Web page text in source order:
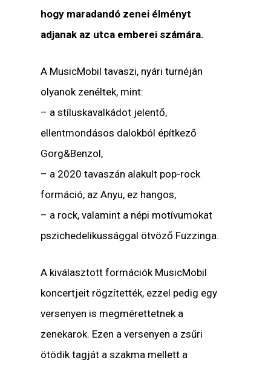
hogy maradandó zenei élményt
adjanak az utca emberei számára.
A MusicMobil tavaszi, nyári turnéján
olyanok zenéltek, mint:
– a stíluskavalkádot jelentő,
ellentmondásos dalokból építkező
Gorg&Benzol,
– a 2020 tavaszán alakult pop-rock
formáció, az Anyu, ez hangos,
– a rock, valamint a népi motívumokat
pszichedelikussággal ötvöző Fuzzinga.
A kiválasztott formációk MusicMobil
koncertjeit rögzítették, ezzel pedig egy
versenyen is megmérettetnek a
zenekarok. Ezen a versenyen a zsűri
ötödik tagját a szakma mellett a